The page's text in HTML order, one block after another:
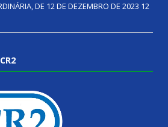
DE 12 DE DEZEMBRO DE 2023 12